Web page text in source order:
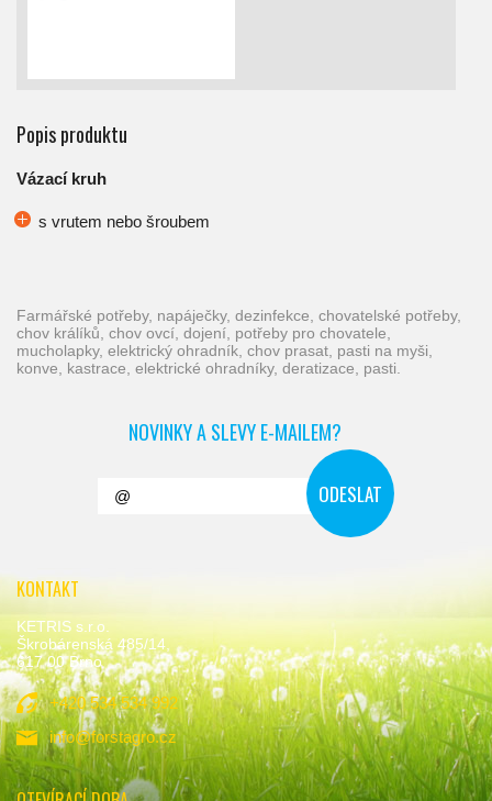
Popis produktu
Vázací kruh
s vrutem nebo šroubem
farmářské potřeby, napáječky, dezinfekce, chovatelské potřeby,
chov králíků, chov ovcí, dojení, potřeby pro chovatele,
mucholapky, elektrický ohradník, chov prasat, pasti na myši,
konve, kastrace, elektrické ohradníky, deratizace, pasti.
NOVINKY A SLEVY E-MAILEM?
KONTAKT
KETRIS s.r.o.
Škrobárenská 485/14,
617 00 Brno
+420 534 534 992
info@forstagro.cz